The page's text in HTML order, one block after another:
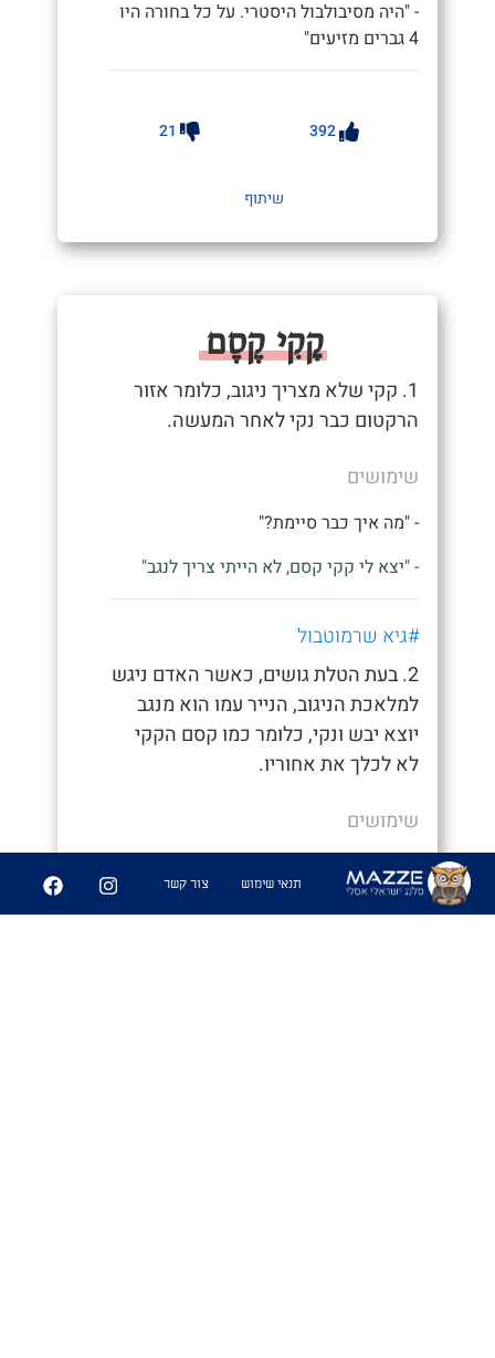
- "היה מסיבולבול היסטרי. על כל בחורה היו
4 גברים מזיעים"
392
21
שיתוף
קָקִי קֶסֶם
1. קקי שלא מצריך ניגוב, כלומר אזור
הרקטום כבר נקי לאחר המעשה.
שימושים
- "מה איך כבר סיימת?"
- "יצא לי קקי קסם, לא הייתי צריך לנגב"
#גיא שרמוטבול
2. בעת הטלת גושים, כאשר האדם ניגש
למלאכת הניגוב, הנייר עמו הוא מנגב
יוצא יבש ונקי, כלומר כמו קסם הקקי
לא לכלך את אחוריו.
שימושים
- "איך סיימת ככה מהר, חשבתי כבר נאחר"
- "היה לי קקי קסם לא הייתי צריך לנגב
תנאי שימוש צור קשר